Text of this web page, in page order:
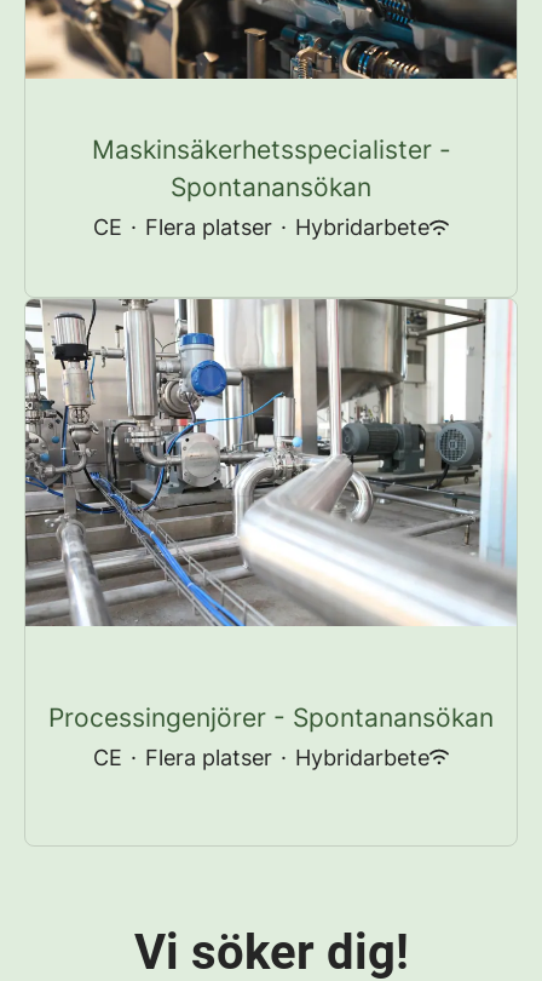
Maskinsäkerhetsspecialister -
Spontanansökan
CE · Flera platser · Hybridarbete
Processingenjörer - Spontanansökan
CE · Flera platser · Hybridarbete
Vi söker dig!